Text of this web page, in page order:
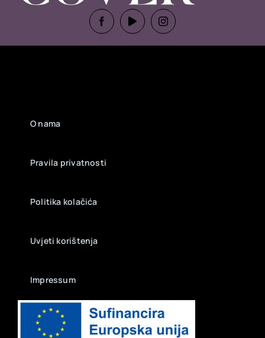
O nama
Pravila privatnosti
Politika kolačića
Uvjeti korištenja
Impressum